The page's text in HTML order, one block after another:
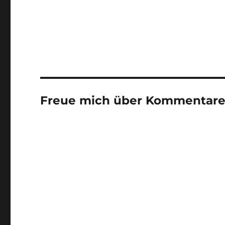
Freue mich über